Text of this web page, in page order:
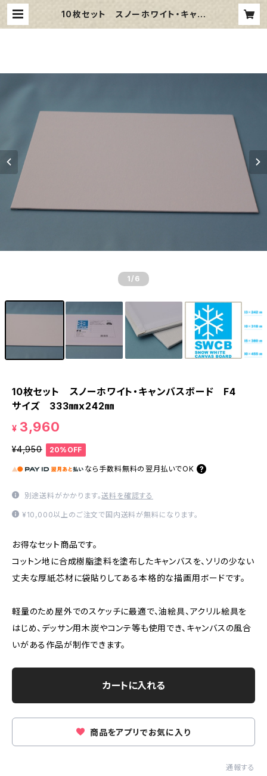
10枚セット スノーホワイト・キャン
1 /6
10枚セット スノーホワイト・キャンバスボード F4
サイズ 333㎜x242㎜
¥ 3,960
¥4,950 20%OFF
なら 手数料無料の 翌月払いでOK
別途送料がかかります。送料を確認する
¥10,000以上のご注文で国内送料が無料になります。
お得なセット商品です。
コットン地に合成樹脂塗料を塗布したキャンバスを、ソリの少ない
丈夫な厚紙芯材に袋貼りしてある本格的な描画用ボードです。
軽量のため屋外でのスケッチに最適で、油絵具、アクリル絵具を
はじめ、デッサン用木炭やコンテ等も使用でき、キャンバスの風合
いがある作品が制作できます。
カートに入れる
商品をアプリでお気に入り
通報する